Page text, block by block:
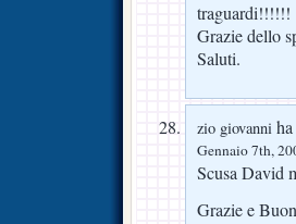
traguardi!!!!!!
Grazie dello
Saluti.
zio giovanni
Gennaio 7th,
Scusa David
Grazie e